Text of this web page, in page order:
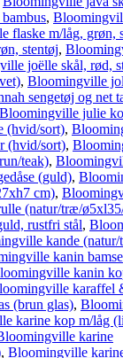
,
flaske m/låg, grøn,
stentøj,
joëlle skål, rød,
, Bloomingville
sengetøj og net
Bloomingville julie
(hvid/sort),
(hvid/sort),
teak),
(guld),
cm),
(natur/træ/
rustfri stål,
kande (natur/
kanin bamse
kanin
karaffel
(brun glas),
karine kop m/låg
karine
, Bloomingville